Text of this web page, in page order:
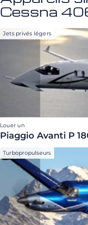
Cessna
Jets privés légers
Louer un
Piaggio Avanti P
Turbopropulseurs